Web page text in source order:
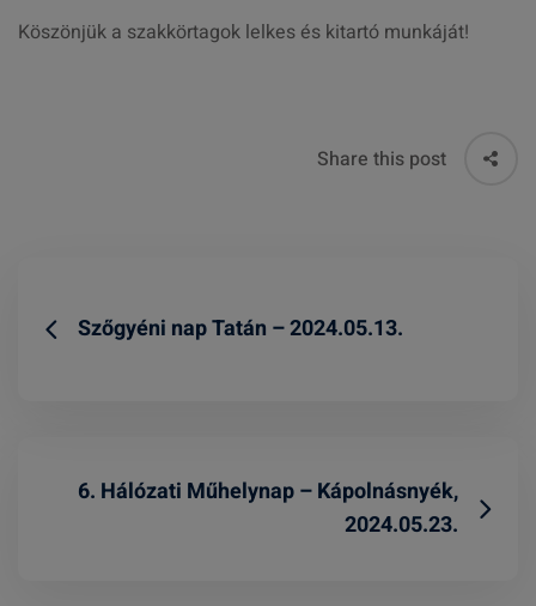
Köszönjük a szakkörtagok lelkes és kitartó munkáját!
Share this post
Szőgyéni nap Tatán – 2024.05.13.
6. Hálózati Műhelynap – Kápolnásnyék,
2024.05.23.